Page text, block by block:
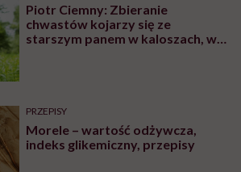
Piotr Ciemny: Zbieranie
chwastów kojarzy się ze
starszym panem w kaloszach, w
PRZEPISY
Morele – wartość odżywcza,
indeks glikemiczny, przepisy